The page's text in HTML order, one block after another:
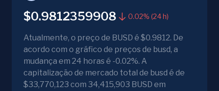
$0.9812359908 0.02% (24 h)
Atualmente, o preço de BUSD é $0.9812. De
acordo com o gráfico de preços de busd, a
mudança em 24 horas é -0.02%. A
capitalização de mercado total de busd é de
$33,770,123 com 34,415,903 BUSD em